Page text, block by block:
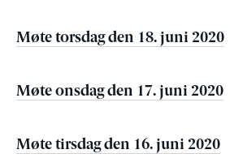
Møte torsdag den 18. juni 2020
Møte onsdag den 17. juni 2020
Møte tirsdag den 16. juni 2020